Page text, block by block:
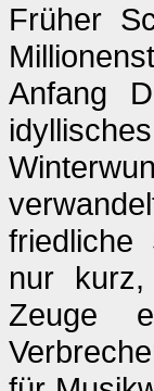
Früher
Anfang
idyllisches
friedliche
nur
Zeuge